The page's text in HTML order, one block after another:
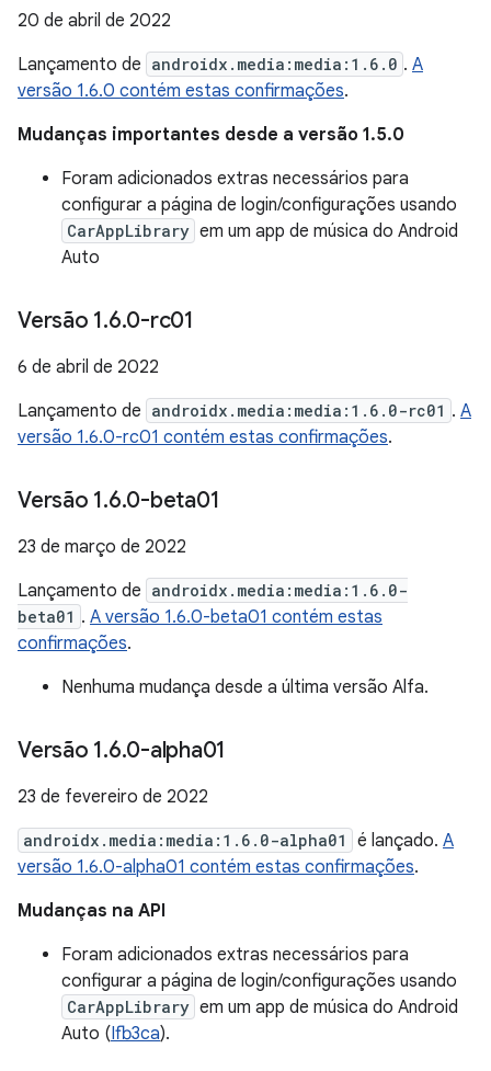
20 de abril de 2022
Lançamento de androidx.media:media:1.6.0 . A
versão 1.6.0 contém estas confirmações.
Mudanças importantes desde a versão 1.5.0
Foram adicionados extras necessários para
configurar a página de login/configurações usando
CarAppLibrary em um app de música do Android
Auto
Versão 1.6.0-rc01
6 de abril de 2022
Lançamento de androidx.media:media:1.6.0-rc01 . A
versão 1.6.0-rc01 contém estas confirmações.
Versão 1.6.0-beta01
23 de março de 2022
Lançamento de androidx.media:media:1.6.0-
beta01 . A versão 1.6.0-beta01 contém estas
confirmações.
Nenhuma mudança desde a última versão Alfa.
Versão 1.6.0-alpha01
23 de fevereiro de 2022
androidx.media:media:1.6.0-alpha01 é lançado. A
versão 1.6.0-alpha01 contém estas confirmações.
Mudanças na API
Foram adicionados extras necessários para
configurar a página de login/configurações usando
CarAppLibrary em um app de música do Android
Auto (Ifb3ca).